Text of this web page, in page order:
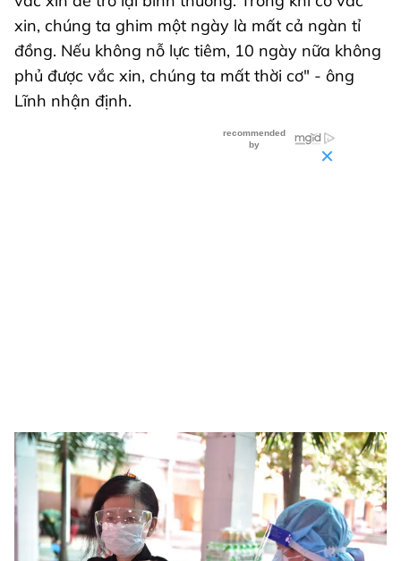
xin, chúng ta ghim một ngày là mất cả ngàn tỉ
đồng. Nếu không nỗ lực tiêm, 10 ngày nữa không
phủ được vắc xin, chúng ta mất thời cơ" - ông
Lĩnh nhận định.